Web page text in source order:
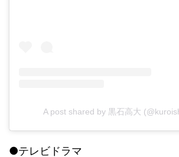
A post shared by 黒石高大
●テレビドラマ